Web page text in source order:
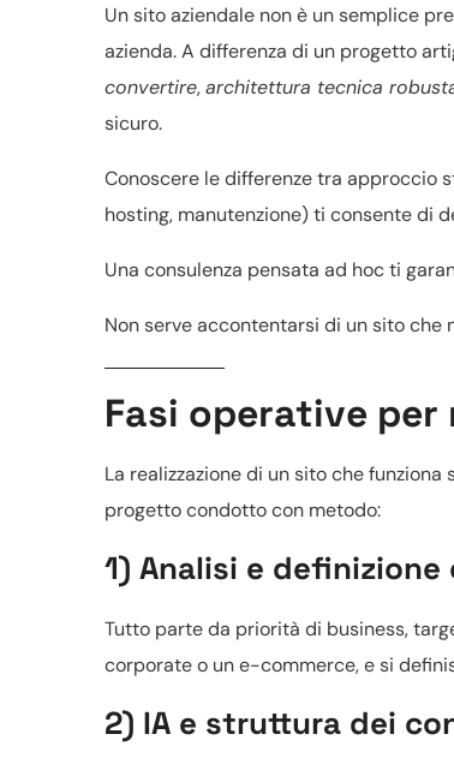
Unsito aziendale non è un semplice
azienda. A differenza di un progetto
convertire,architettura tecnica
sicuro.
Conoscere le differenze tra approccio
hosting, manutenzione) ti consente di
Una consulenza pensata ad hoc ti
Non serve accontentarsi di un sito che
Fasi operative
La realizzazione di un sito che
progetto condotto con metodo:
1) Analisi e
Tutto parte da priorità di business,
corporate o une-commerce, e si
2) IA e struttura dei